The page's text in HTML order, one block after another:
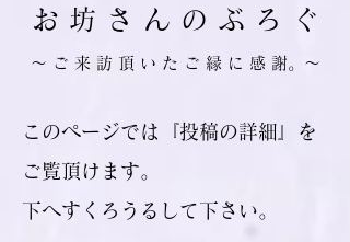
お 坊 さ ん の ぶ ろ ぐ
​～ ご 来 訪 頂 い た ご 縁 に 感 謝。～
このページでは『投稿の詳細』を
ご覧頂けます。
​下へすくろうるして下さい。